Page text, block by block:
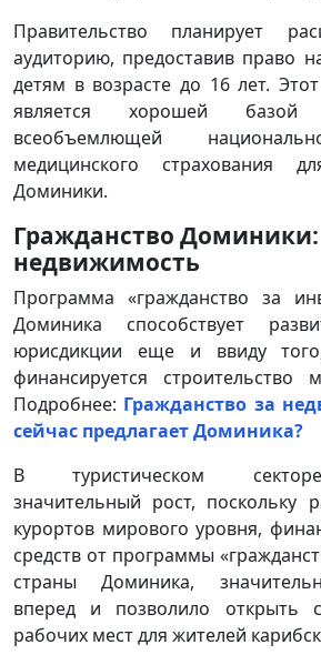
Правительство планирует
аудиторию, предоставив право
детям в возрасте до 16 лет.
является хорошей базой
всеобъемлющей
медицинского страхования
Доминики.
Гражданство Доминики:
недвижимость
Программа «гражданство за
Доминика способствует
юрисдикции еще и ввиду
финансируется строительство
Подробнее: Гражданство за
сейчас предлагает Доминика?
В туристическом
значительный рост, поскольку
курортов мирового уровня,
средств от программы
страны Доминика,
вперед и позволило открыть
рабочих мест для жителей